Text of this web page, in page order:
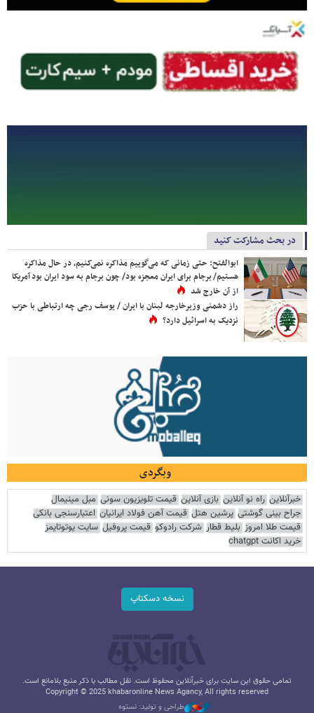
در بحث مشارکت کنید
ابوالفتح: حتی زمانی که می‌گوییم مذاکره نمی‌کنیم، در حال مذاکره
هستیم/ برجام برای ایران معجزه بود/ چون برجام به سود ایران بود آمریکا
از آن خارج شد
راز دشمنی وزیرخارجه لبنان با ایران / یوسف رجی چه ارتباطی با حزب
نزدیک به اسرائیل دارد؟
وبگردی
خبرآنلاین راه نو آنلاین بازی آنلاین قیمت تلویزیون سونی مبل مینیمال
جراح بینی گوشتی پرشین هتل قیمت آهن فولاد ایرانیان اعتبارسنجی بانکی
قیمت طلا امروز بلیط قطار شرکت رادوکو قیمت پروفیل سایت یوتوتایمز
خرید اکانت chatgpt
نسخه دسکتاپ
تمامی حقوق این سایت برای خبرآنلاین محفوظ است. نقل مطالب با ذکر منبع بلامانع است.
Copyright © 2025 khabaronline News Agancy, All rights reserved
طراحی و تولید: نستوه